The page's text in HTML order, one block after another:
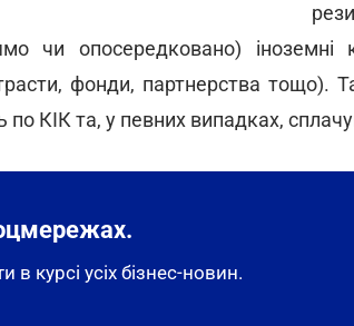
чи опосередковано) іноземні
фонди, партнерства тощо).
по КІК та, у певних випадках,
в курсі усіх бізнес-новин.